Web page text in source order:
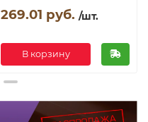
269.01 руб. /шт.
В корзину